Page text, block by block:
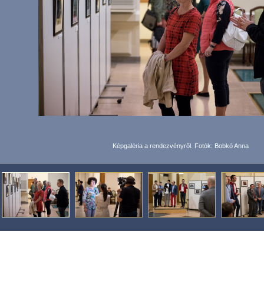
Képgaléria a rendezvényről. Fotók: Bobkó Anna